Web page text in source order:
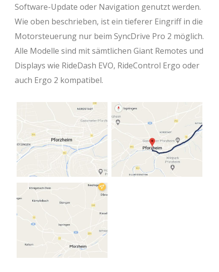
Software-Update oder Navigation genutzt werden.
Wie oben beschrieben, ist ein tieferer Eingriff in die
Motorsteuerung nur beim SyncDrive Pro 2 möglich.
Alle Modelle sind mit sämtlichen Giant Remotes und
Displays wie RideDash EVO, RideControl Ergo oder
auch Ergo 2 kompatibel.